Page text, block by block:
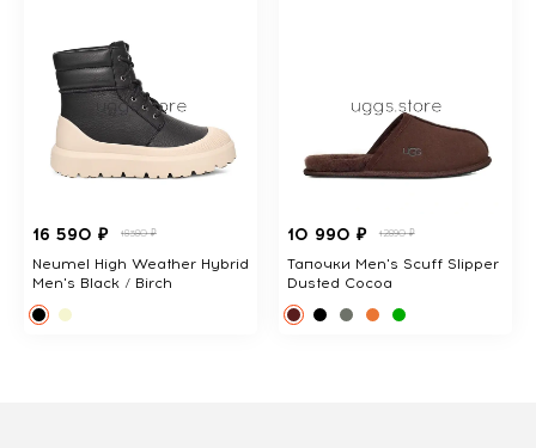
16 590 ₽ 18380 ₽
Neumel High Weather Hybrid
Men's Black / Birch
10 990 ₽ 12890 ₽
Тапочки Men's Scuff Slipper
Dusted Cocoa